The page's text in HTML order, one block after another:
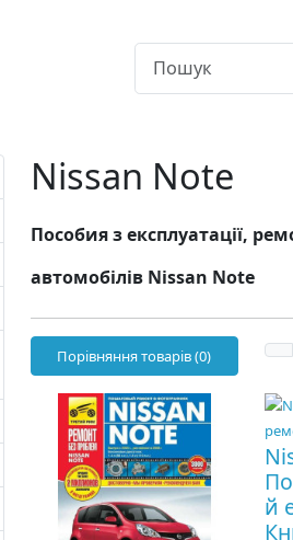
Nissan Note
Пособия з експлуатації,
автомобілів Nissan Note
Порівняння товарів (0)
й